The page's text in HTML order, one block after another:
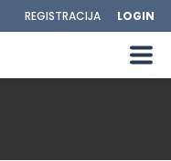
REGISTRACIJA LOGIN